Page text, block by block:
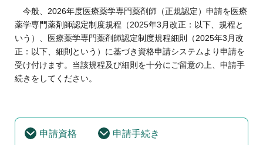
共催・後援イベント
他団体との連携協力トップ
イベントの共催・後援
連携協力団体からのお知らせ
会員専用ページ
会員限定情報
マイページ
入会・各種手続き
English
今般、2026年度医療薬学専門薬剤師（正規認定）申請を医療
薬学専門薬剤師認定制度規程（2025年3月改正：以下、規程と
いう）、医療薬学専門薬剤師認定制度規程細則（2025年3月改
正：以下、細則という）に基づき資格申請システムより申請を
受け付けます。当該規程及び細則を十分にご留意の上、申請手
続きをしてください。
申請資格
申請手続き